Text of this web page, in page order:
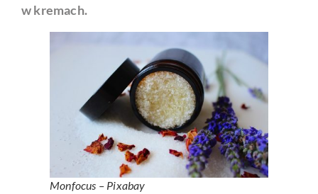
w kremach.
Monfocus – Pixabay